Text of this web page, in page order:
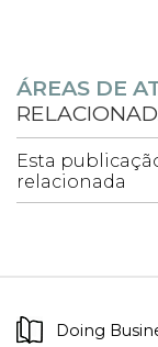
ÁREAS DE
Esta
relacionada
Doing